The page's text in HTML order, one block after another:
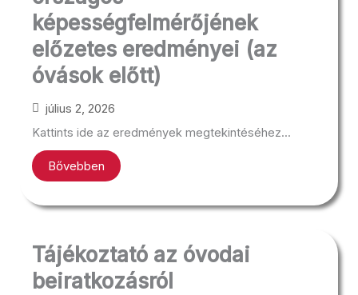
képességfelmérőjének
előzetes eredményei (az
óvások előtt)
július 2, 2026
Kattints ide az eredmények megtekintéséhez...
Bővebben
Tájékoztató az óvodai
beiratkozásról